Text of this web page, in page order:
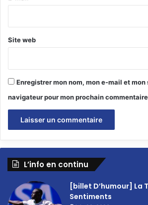
Site web
Enregistrer mon nom, mon e-mail et mon
navigateur pour mon prochain
L’info en continu
[billet D’humour] La
Sentiments